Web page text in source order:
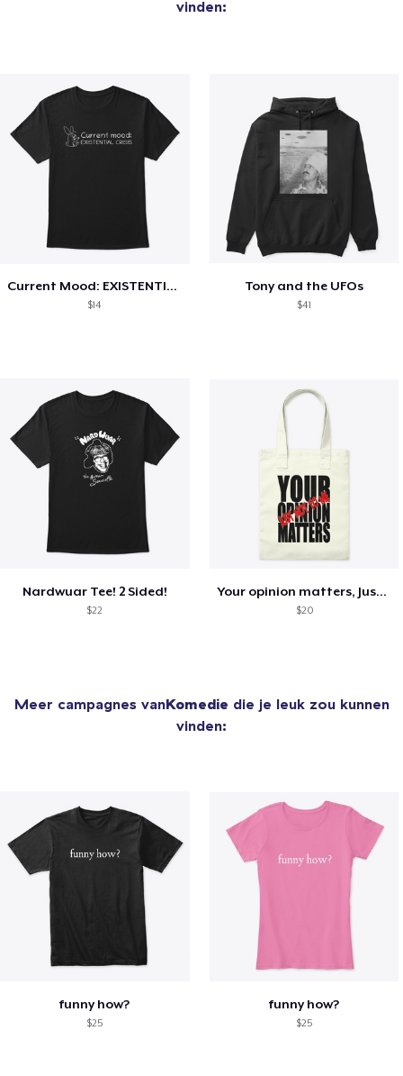
vinden:
Current Mood: EXISTENTIAL CRISIS
$14
Tony and the UFOs
$41
Nardwuar Tee! 2 Sided!
$22
Your opinion matters, Just not to me!
$20
Meer campagnes vanKomedie die je leuk zou kunnen
vinden:
funny how?
$25
funny how?
$25